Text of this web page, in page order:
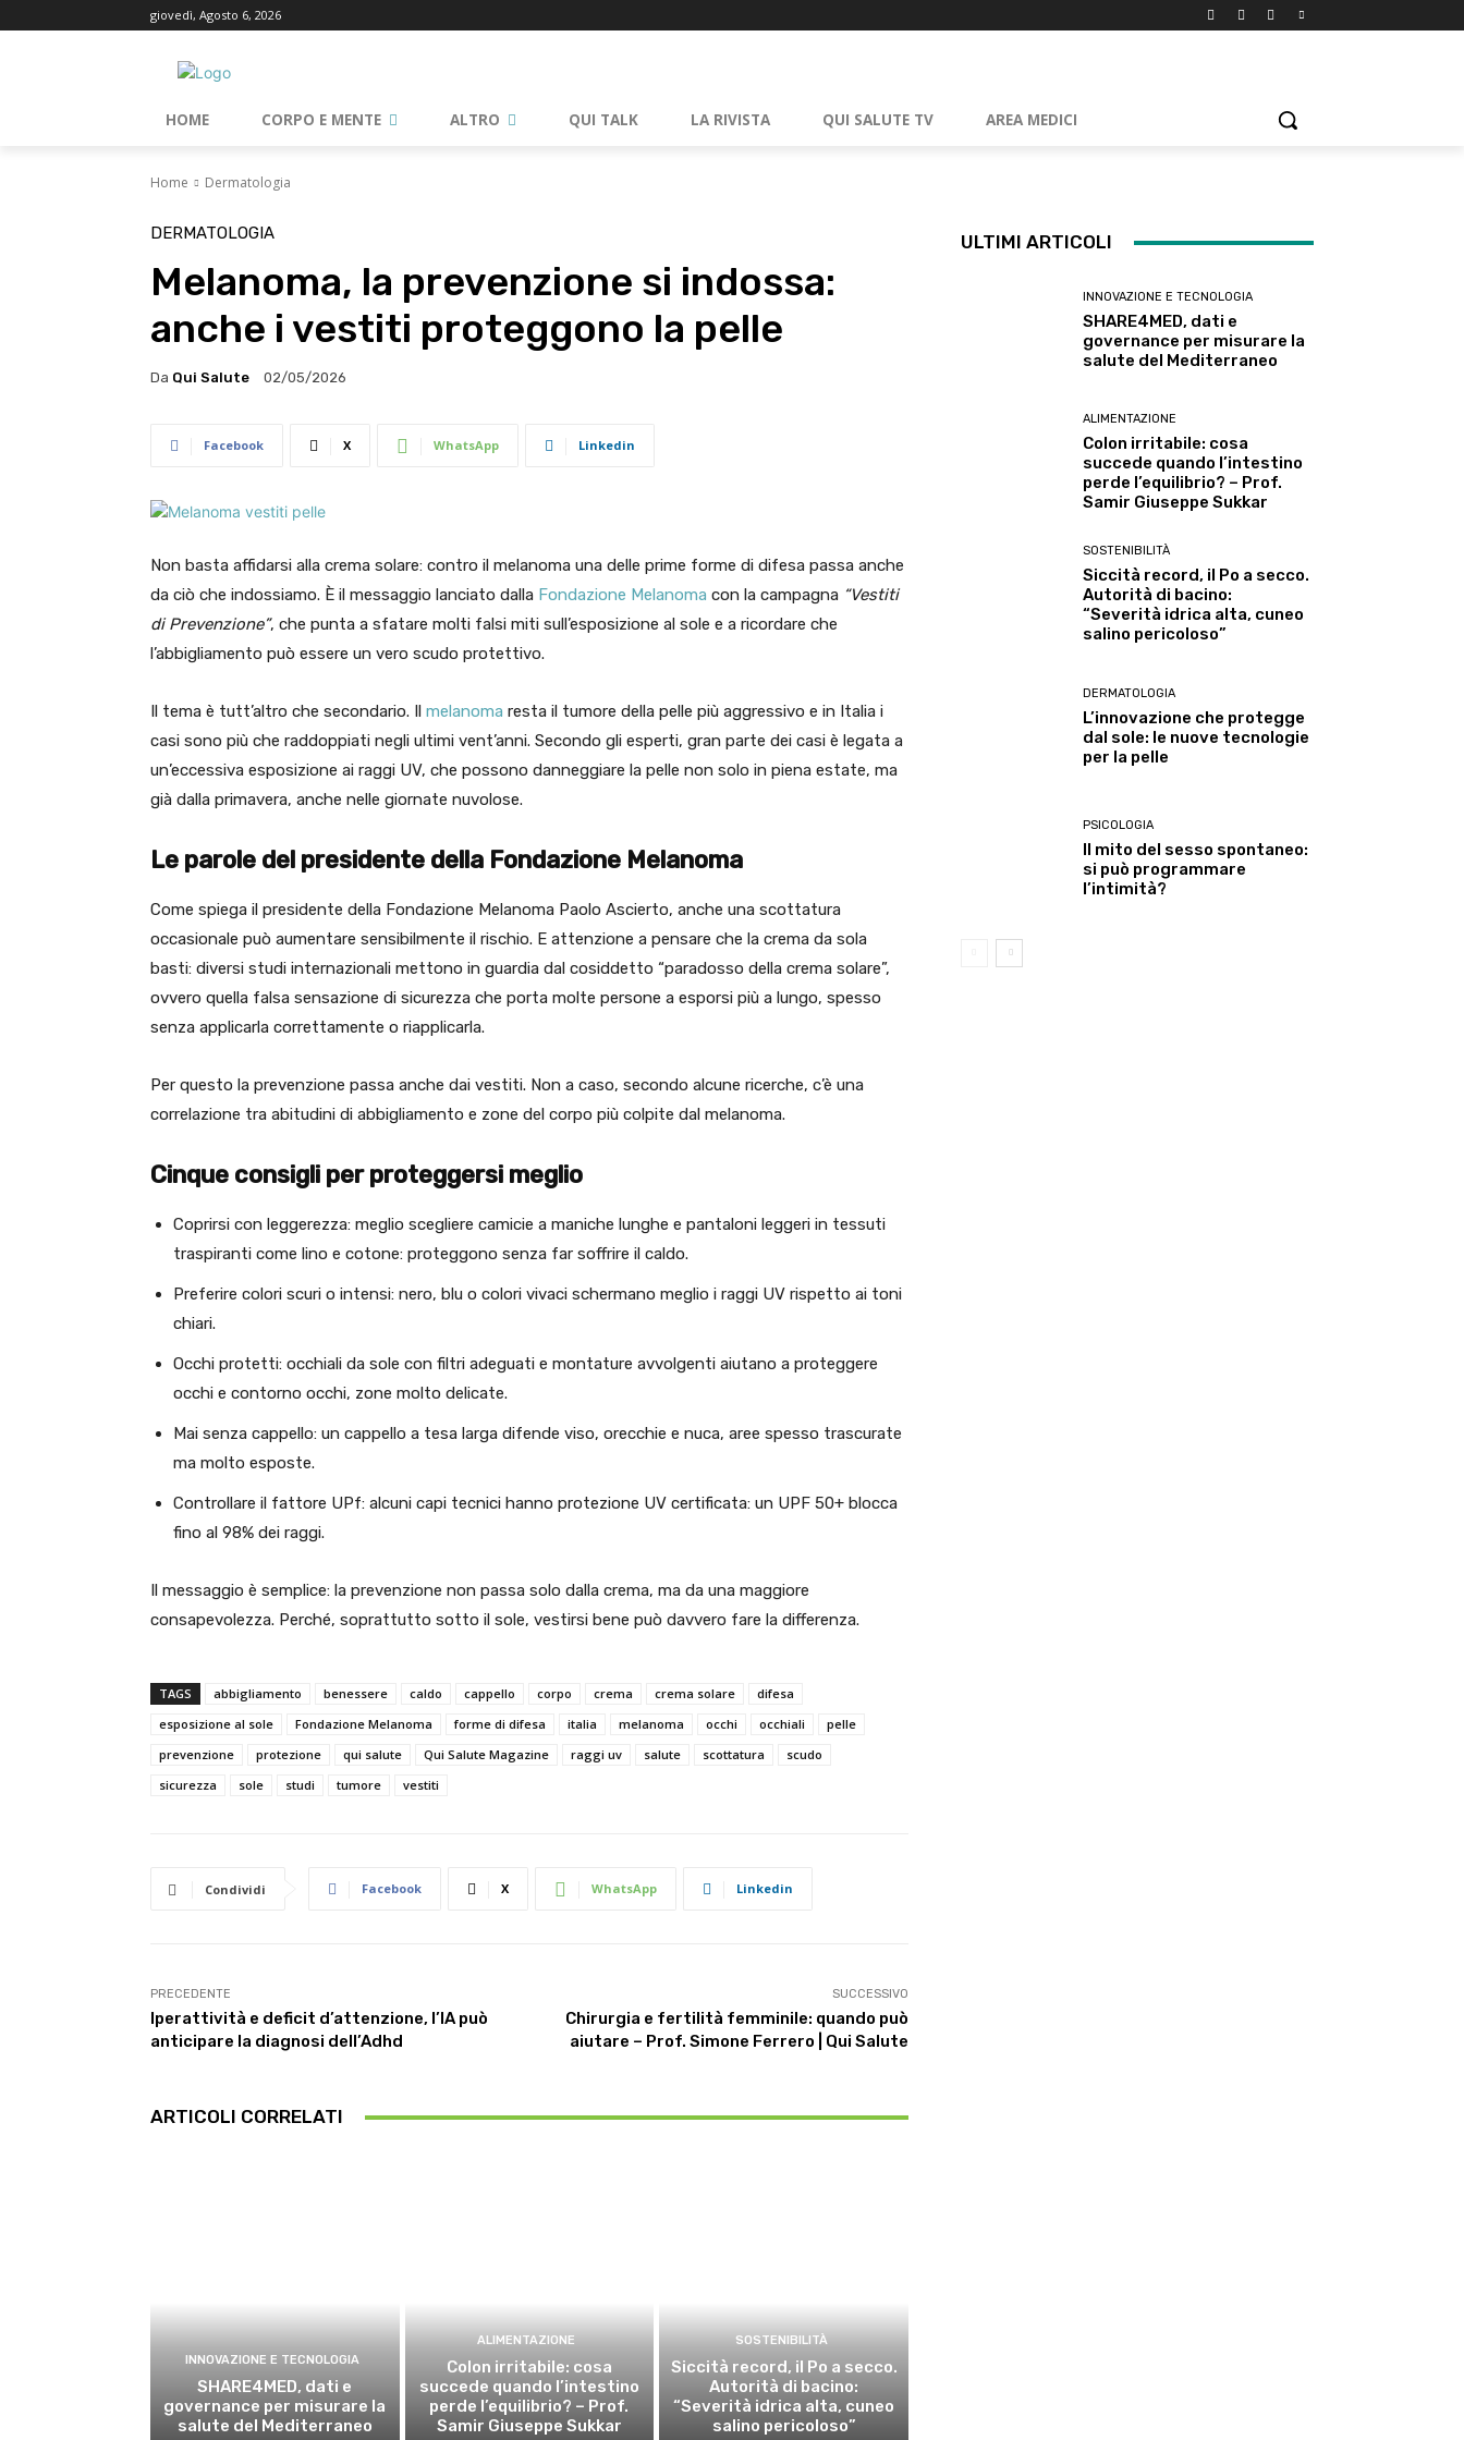
giovedì, Agosto 6, 2026
HOME CORPO E MENTE ALTRO QUI TALK LA RIVISTA QUI SALUTE TV AREA MEDICI
Home Dermatologia
DERMATOLOGIA
Melanoma, la prevenzione si indossa:
anche i vestiti proteggono la pelle
Da Qui Salute 02/05/2026
Facebook X WhatsApp Linkedin
Non basta affidarsi alla crema solare: contro il melanoma una delle prime forme di difesa passa anche
da ciò che indossiamo. È il messaggio lanciato dalla Fondazione Melanoma con la campagna “Vestiti
di Prevenzione”, che punta a sfatare molti falsi miti sull’esposizione al sole e a ricordare che
l’abbigliamento può essere un vero scudo protettivo.
Il tema è tutt’altro che secondario. Il melanoma resta il tumore della pelle più aggressivo e in Italia i
casi sono più che raddoppiati negli ultimi vent’anni. Secondo gli esperti, gran parte dei casi è legata a
un’eccessiva esposizione ai raggi UV, che possono danneggiare la pelle non solo in piena estate, ma
già dalla primavera, anche nelle giornate nuvolose.
Le parole del presidente della Fondazione Melanoma
Come spiega il presidente della Fondazione Melanoma Paolo Ascierto, anche una scottatura
occasionale può aumentare sensibilmente il rischio. E attenzione a pensare che la crema da sola
basti: diversi studi internazionali mettono in guardia dal cosiddetto “paradosso della crema solare”,
ovvero quella falsa sensazione di sicurezza che porta molte persone a esporsi più a lungo, spesso
senza applicarla correttamente o riapplicarla.
Per questo la prevenzione passa anche dai vestiti. Non a caso, secondo alcune ricerche, c’è una
correlazione tra abitudini di abbigliamento e zone del corpo più colpite dal melanoma.
Cinque consigli per proteggersi meglio
Coprirsi con leggerezza: meglio scegliere camicie a maniche lunghe e pantaloni leggeri in tessuti
traspiranti come lino e cotone: proteggono senza far soffrire il caldo.
Preferire colori scuri o intensi: nero, blu o colori vivaci schermano meglio i raggi UV rispetto ai toni
chiari.
Occhi protetti: occhiali da sole con filtri adeguati e montature avvolgenti aiutano a proteggere
occhi e contorno occhi, zone molto delicate.
Mai senza cappello: un cappello a tesa larga difende viso, orecchie e nuca, aree spesso trascurate
ma molto esposte.
Controllare il fattore UPf: alcuni capi tecnici hanno protezione UV certificata: un UPF 50+ blocca
fino al 98% dei raggi.
Il messaggio è semplice: la prevenzione non passa solo dalla crema, ma da una maggiore
consapevolezza. Perché, soprattutto sotto il sole, vestirsi bene può davvero fare la differenza.
TAGS abbigliamento benessere caldo cappello corpo crema crema solare
difesa
esposizione al sole
Fondazione Melanoma forme di difesa italia melanoma occhi occhiali
pelle
prevenzione
protezione qui salute Qui Salute Magazine raggi uv salute scottatura
scudo
sicurezza
sole studi tumore vestiti
Condividi Facebook X WhatsApp Linkedin
PRECEDENTE
Iperattività e deficit d’attenzione, l’IA può
anticipare la diagnosi dell’Adhd
SUCCESSIVO
Chirurgia e fertilità femminile: quando può
aiutare – Prof. Simone Ferrero | Qui Salute
ARTICOLI CORRELATI
INNOVAZIONE E TECNOLOGIA
SHARE4MED, dati e
governance per misurare la
salute del Mediterraneo
ALIMENTAZIONE
Colon irritabile: cosa
succede quando l’intestino
perde l’equilibrio? – Prof.
Samir Giuseppe Sukkar
SOSTENIBILITÀ
Siccità record, il Po a secco.
Autorità di bacino:
“Severità idrica alta, cuneo
salino pericoloso”
ULTIMI ARTICOLI
INNOVAZIONE E TECNOLOGIA
SHARE4MED, dati e
governance per misurare la
salute del Mediterraneo
ALIMENTAZIONE
Colon irritabile: cosa
succede quando l’intestino
perde l’equilibrio? – Prof.
Samir Giuseppe Sukkar
SOSTENIBILITÀ
Siccità record, il Po a secco.
Autorità di bacino:
“Severità idrica alta, cuneo
salino pericoloso”
DERMATOLOGIA
L’innovazione che protegge
dal sole: le nuove tecnologie
per la pelle
PSICOLOGIA
Il mito del sesso spontaneo:
si può programmare
l’intimità?